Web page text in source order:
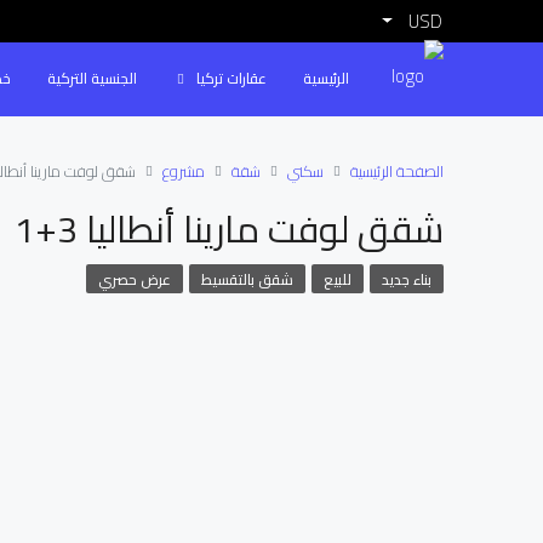
USD
الرئيسية عقارات تركيا الجنسية التركية
الصفحة الرئيسية سكني شقة مشروع شقق لوفت مارينا أنطاليا
شقق لوفت مارينا أنطاليا 3+1
بناء جديد للبيع شقق بالتقسيط عرض حصري